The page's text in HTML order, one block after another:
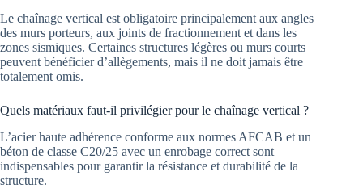
Le chaînage vertical est obligatoire principalement aux angles
des murs porteurs, aux joints de fractionnement et dans les
zones sismiques. Certaines structures légères ou murs courts
peuvent bénéficier d’allègements, mais il ne doit jamais être
totalement omis.
Quels matériaux faut-il privilégier pour le chaînage vertical ?
L’acier haute adhérence conforme aux normes AFCAB et un
béton de classe C20/25 avec un enrobage correct sont
indispensables pour garantir la résistance et durabilité de la
structure.